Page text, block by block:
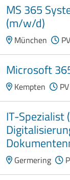
MS 365
(m/w/d)
München PV
Microsoft
Kempten PV
IT-
Germering